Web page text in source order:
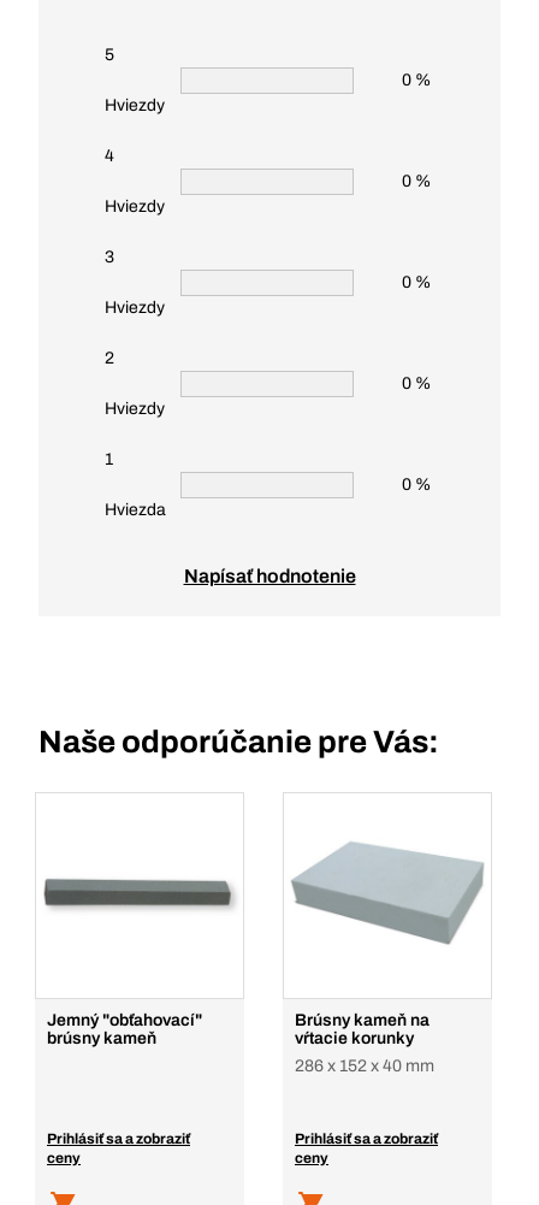
5
Hviezdy
0 %
4
Hviezdy
0 %
3
Hviezdy
0 %
2
Hviezdy
0 %
1
Hviezda
0 %
Napísať hodnotenie
Naše odporúčanie pre Vás:
Jemný "obťahovací"
brúsny kameň
Prihlásiť sa a zobraziť
ceny
Brúsny kameň na
vŕtacie korunky
286 x 152 x 40 mm
Prihlásiť sa a zobraziť
ceny